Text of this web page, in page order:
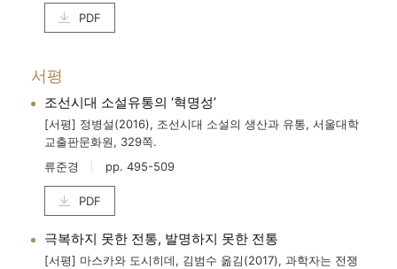
PDF
서평
조선시대 소설유통의 ‘혁명성’
[서평] 정병설(2016), 조선시대 소설의 생산과 유통, 서울대학
교출판문화원, 329쪽.
류준경
pp. 495-509
PDF
극복하지 못한 전통, 발명하지 못한 전통
[서평] 마스카와 도시히데, 김범수 옮김(2017), 과학자는 전쟁